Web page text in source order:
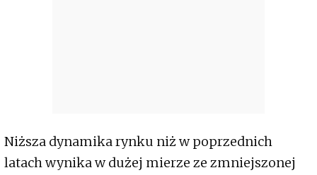
Niższa dynamika rynku niż w poprzednich
latach wynika w dużej mierze ze zmniejszonej